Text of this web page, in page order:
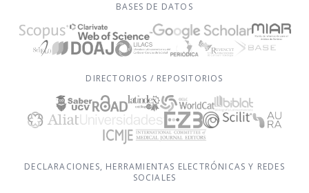
BASES DE DATOS
DIRECTORIOS / REPOSITORIOS
DECLARACIONES, HERRAMIENTAS ELECTRÓNICAS Y REDES
SOCIALES